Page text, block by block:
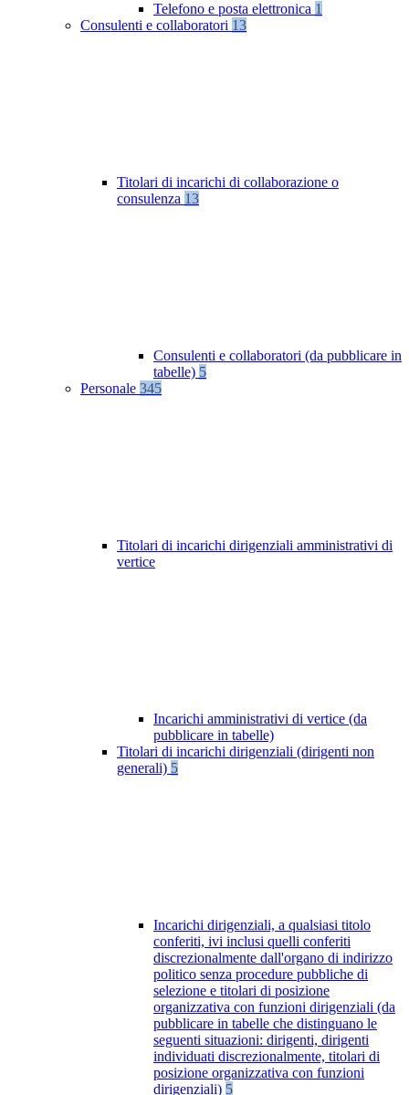
Telefono e posta elettronica 1
Consulenti e collaboratori 13
Titolari di incarichi di collaborazione o
consulenza 13
Consulenti e collaboratori (da pubblicare in
tabelle) 5
Personale 345
Titolari di incarichi dirigenziali amministrativi di
vertice
Incarichi amministrativi di vertice (da
pubblicare in tabelle)
Titolari di incarichi dirigenziali (dirigenti non
generali) 5
Incarichi dirigenziali, a qualsiasi titolo
conferiti, ivi inclusi quelli conferiti
discrezionalmente dall'organo di indirizzo
politico senza procedure pubbliche di
selezione e titolari di posizione
organizzativa con funzioni dirigenziali (da
pubblicare in tabelle che distinguano le
seguenti situazioni: dirigenti, dirigenti
individuati discrezionalmente, titolari di
posizione organizzativa con funzioni
dirigenziali) 5